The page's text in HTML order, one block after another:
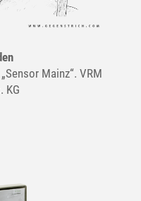
Mainz“. VRM
KG